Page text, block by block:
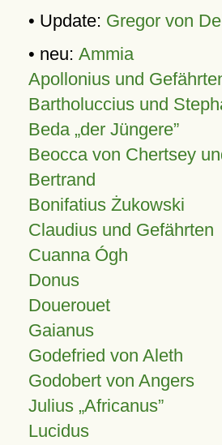
• Update: Gregor von
• neu: Ammia
Apollonius und
Bartholuccius und
Beda „der Jüngere”
Beocca von Chertsey
Bertrand
Bonifatius Żukowski
Claudius und Gefährten
Cuanna Ógh
Donus
Douerouet
Gaianus
Godefried von Aleth
Godobert von Angers
Julius Africanus
Lucidus